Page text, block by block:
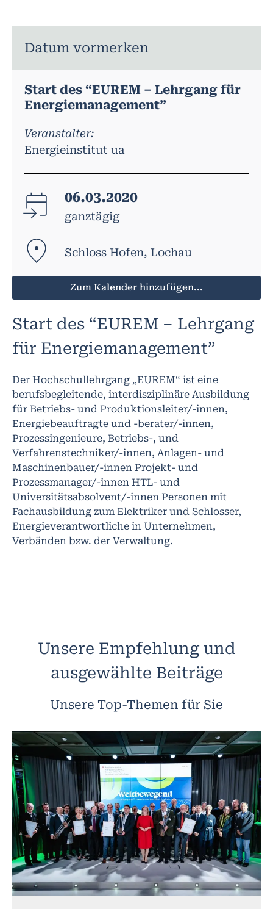
Datum vormerken
Start des “EUREM – Lehrgang für
Energiemanagement”
Veranstalter:
Energieinstitut ua
06.03.2020
ganztägig
Schloss Hofen, Lochau
Zum Kalender hinzufügen...
Start des “EUREM – Lehrgang
für Energiemanagement”
Der Hochschullehrgang „EUREM“ ist eine
berufsbegleitende, interdisziplinäre Ausbildung
für Betriebs- und Produktionsleiter/-innen,
Energiebeauftragte und -berater/-innen,
Prozessingenieure, Betriebs-, und
Verfahrenstechniker/-innen, Anlagen- und
Maschinenbauer/-innen Projekt- und
Prozessmanager/-innen HTL- und
Universitätsabsolvent/-innen Personen mit
Fachausbildung zum Elektriker und Schlosser,
Energieverantwortliche in Unternehmen,
Verbänden bzw. der Verwaltung.
Unsere Empfehlung und
ausgewählte Beiträge
Unsere Top-Themen für Sie